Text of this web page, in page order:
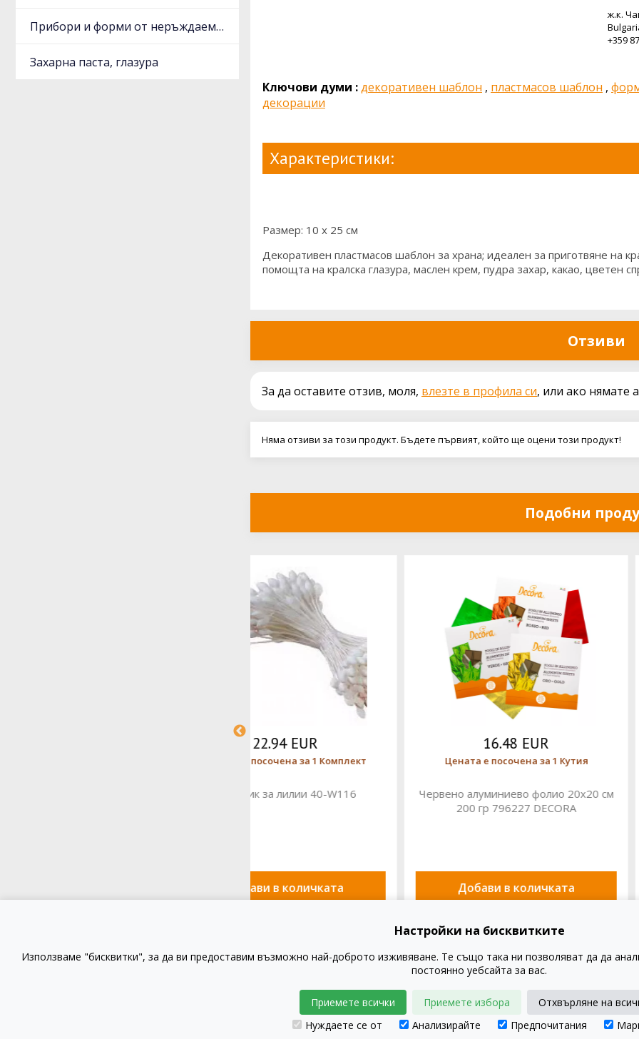
Прибори и форми от неръждаема стомана, алуминий
Захарна паста, глазура
ж.к.
+359
Ключови думи :декоративен шаблон , пластмасов шаблон ,
декорации
Характеристики:
Размер: 10 х 25 см
Декоративен пластмасов шаблон за храна; идеален за приготвяне на
помощта на кралска глазура, маслен крем, пудра захар, какао, цветен
Отзиви
За да оставите отзив, моля, влезте в профила си, или ако нямате
Няма отзиви за този продукт. Бъдете първият, който ще оцени този продукт!
Подобни
Цената е посочена за 1 Комплект
ЗЕЛЕНИ стъбла 50 бр./комплект
Добави в количката
Цената е посочена за
Плодник с перли
288 бр/комплект 0803006
Добави в
Въпроси и отговори
Настройки на бисквитките
Използваме "бисквитки", за да ви предоставим възможно най-доброто изживяване. Те също така ни позволяват да да
постоянно уебсайта за вас.
Приемете всички Приемете избора
Отхвърляне на
Нуждаете се от
Анализирайте Предпочитания